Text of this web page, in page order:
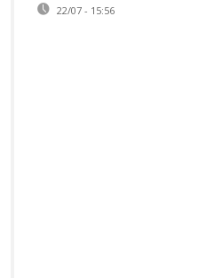
22/07 - 15:56